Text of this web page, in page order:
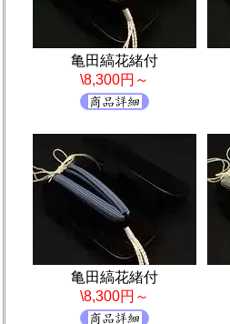
亀田縞花緒付
\8,300円～
亀田縞花緒付
\8,300円～